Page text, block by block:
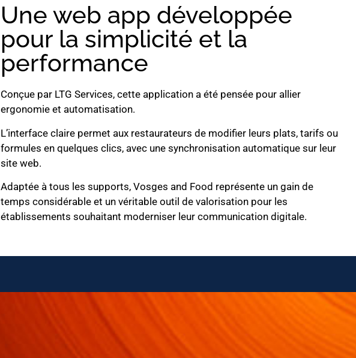
Une web app développée
pour la simplicité et la
performance
Conçue par LTG Services, cette application a été pensée pour allier
ergonomie et automatisation.
L’interface claire permet aux restaurateurs de modifier leurs plats, tarifs ou
formules en quelques clics, avec une synchronisation automatique sur leur
site web.
Adaptée à tous les supports, Vosges and Food représente un gain de
temps considérable et un véritable outil de valorisation pour les
établissements souhaitant moderniser leur communication digitale.